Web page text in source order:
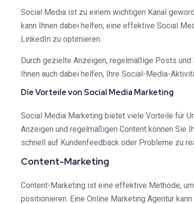
Social Media ist zu einem wichtigen Kanal
kann Ihnen dabei helfen, eine effektive Social
LinkedIn zu optimieren.
Durch gezielte Anzeigen, regelmäßige Posts und
Ihnen auch dabei helfen, Ihre Social-Media-
Die Vorteile von Social Media Marketing
Social Media Marketing bietet viele Vorteile für
Anzeigen und regelmäßigen Content können Sie
schnell auf Kundenfeedback oder Probleme zu
Content-Marketing
Content-Marketing ist eine effektive Methode,
positionieren. Eine Online Marketing Agentur